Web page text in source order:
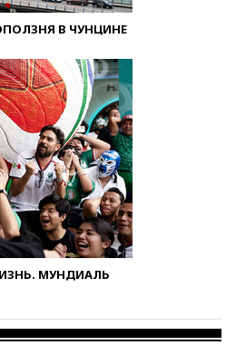
В ЧУНЦИНЕ
МУНДИАЛЬ